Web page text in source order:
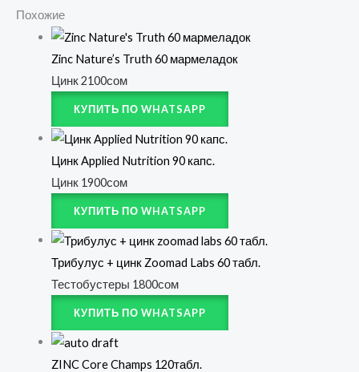
Похожие
Zinc Nature’s Truth 60 мармеладок
Цинк2100сом
КУПИТЬ ПО WHATSAPP
Цинк Applied Nutrition 90 капс.
Цинк 1900сом
КУПИТЬ ПО WHATSAPP
Трибулус + цинк Zoomad Labs 60 табл.
Тестобустеры 1800сом
КУПИТЬ ПО WHATSAPP
ZINC Core Champs 120табл.